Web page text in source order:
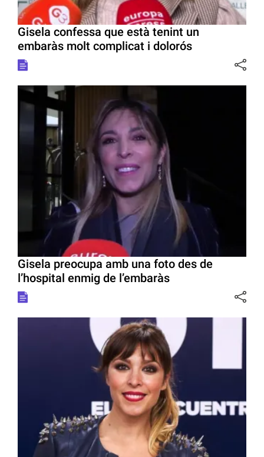
Gisela confessa que està tenint un
embaràs molt complicat i dolorós
Gisela preocupa amb una foto des de
l’hospital enmig de l’embaràs